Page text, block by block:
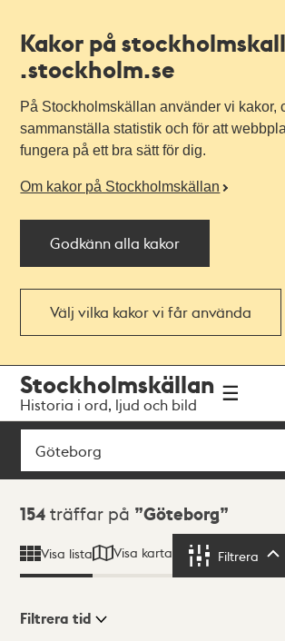
Kakor på
.stockholm.se
På Stockholmskällan använder vi kakor,
sammanställa statistik och för att
fungera på ett bra sätt för dig.
Om kakor på Stockholmskällan
Godkänn alla kakor
Välj vilka kakor vi får använda
navigationen
huvudinnehållet
Stockholmskällan
Historia i ord, ljud och bild
Sök
Sökresultat
154 träffar på Göteborg
Visa lista Visa karta Filtrera
Filtrera tid